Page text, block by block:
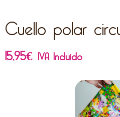
Cuello polar
15,95€ IVA Incluido